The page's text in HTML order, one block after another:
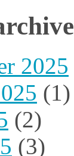
2025
(1)
(2)
(3)